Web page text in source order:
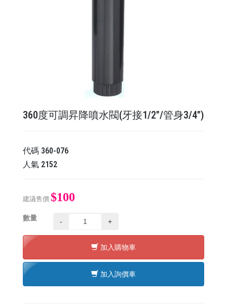
360度可調昇降噴水閥(牙接1/2"/管身3/4")
代碼 360-076
人氣 2152
建議售價 $100
數量 - +
加入購物車
加入詢價車